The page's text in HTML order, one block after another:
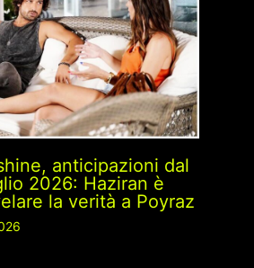
anticipazioni dal
2026: Haziran è
la verità a Poyraz